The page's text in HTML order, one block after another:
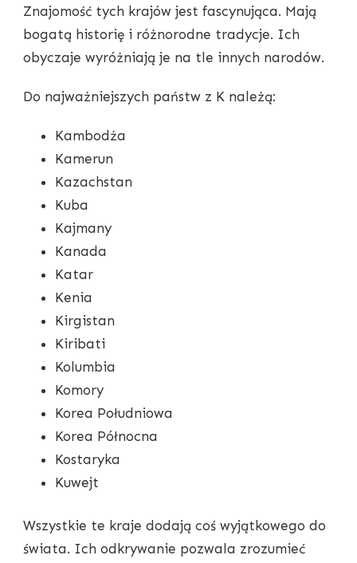
Znajomość tych krajów jest fascynująca. Mają
bogatą historię i różnorodne tradycje. Ich
obyczaje wyróżniają je na tle innych narodów.
Do najważniejszych państw z K należą:
Kambodża
Kamerun
Kazachstan
Kuba
Kajmany
Kanada
Katar
Kenia
Kirgistan
Kiribati
Kolumbia
Komory
Korea Południowa
Korea Północna
Kostaryka
Kuwejt
Wszystkie te kraje dodają coś wyjątkowego do
świata. Ich odkrywanie pozwala zrozumieć